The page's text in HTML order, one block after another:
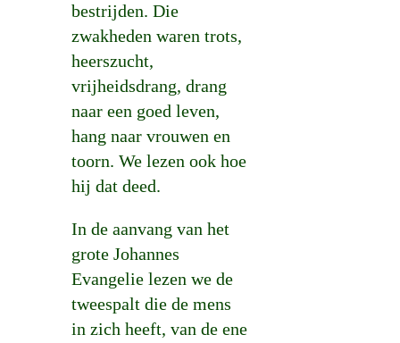
bestrijden. Die
zwakheden waren trots,
heerszucht,
vrijheidsdrang, drang
naar een goed leven,
hang naar vrouwen en
toorn. We lezen ook hoe
hij dat deed.
In de aanvang van het
grote Johannes
Evangelie lezen we de
tweespalt die de mens
in zich heeft, van de ene